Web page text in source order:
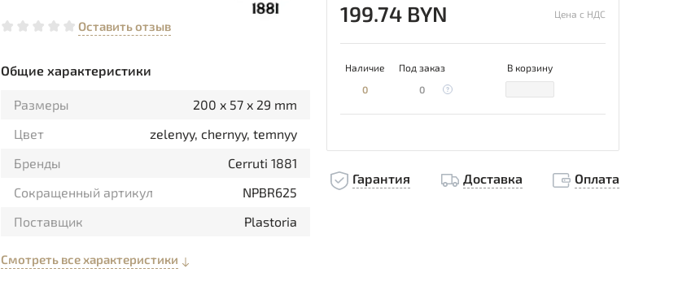
Оставить отзыв
Общие характеристики
Размеры
200 x 57 x 29 mm
Цвет
zelenyy, chernyy, temnyy
Бренды
Cerruti 1881
Сокращенный артикул
NPBR625
Поставщик
Plastoria
Смотреть все характеристики
199.74 BYN Цена с НДС
Наличие Под заказ
В корзину
0
0
Гарантия Доставка Оплата